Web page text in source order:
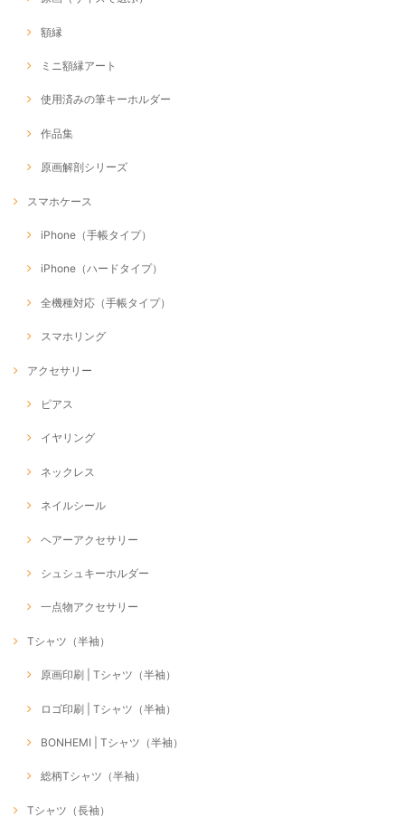
額縁
ミニ額縁アート
使用済みの筆キーホルダー
作品集
原画解剖シリーズ
スマホケース
iPhone（手帳タイプ）
iPhone（ハードタイプ）
全機種対応（手帳タイプ）
スマホリング
アクセサリー
ピアス
イヤリング
ネックレス
ネイルシール
ヘアーアクセサリー
シュシュキーホルダー
一点物アクセサリー
Tシャツ（半袖）
原画印刷 | Tシャツ（半袖）
ロゴ印刷 | Tシャツ（半袖）
BONHEMI | Tシャツ（半袖）
総柄Tシャツ（半袖）
Tシャツ（長袖）